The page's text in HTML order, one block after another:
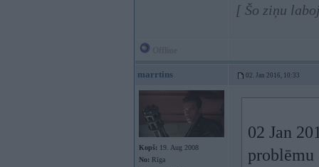
[ Šo ziņu
marrtins 02. Jan 2016, 10:33
Kopš: 19. Aug 2008
No: Rīga
02 Jan
problēmu